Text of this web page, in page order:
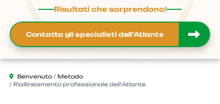
Risultati che sorprendono!
Contatta gli specialisti dell’Atlante
Benvenuto
Metodo
Riallineamento professionale dell'Atlante